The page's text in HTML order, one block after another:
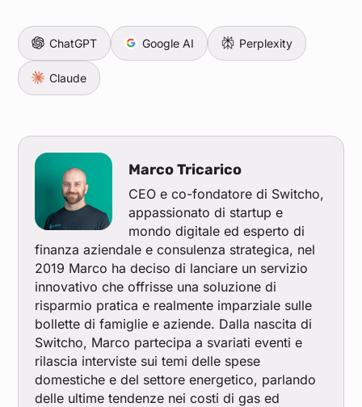
ChatGPT Google AI Perplexity
Claude
Marco Tricarico
CEO e co-fondatore di Switcho,
appassionato di startup e
mondo digitale ed esperto di
finanza aziendale e consulenza strategica, nel
2019 Marco ha deciso di lanciare un servizio
innovativo che offrisse una soluzione di
risparmio pratica e realmente imparziale sulle
bollette di famiglie e aziende. Dalla nascita di
Switcho, Marco partecipa a svariati eventi e
rilascia interviste sui temi delle spese
domestiche e del settore energetico, parlando
delle ultime tendenze nei costi di gas ed